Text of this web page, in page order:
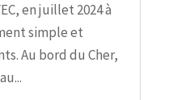
en juillet 2024 à
simple et
Au bord du Cher,